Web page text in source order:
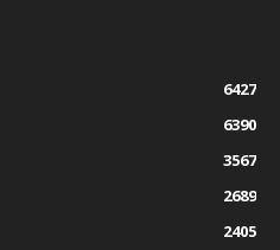
6427
6390
3567
2689
2405